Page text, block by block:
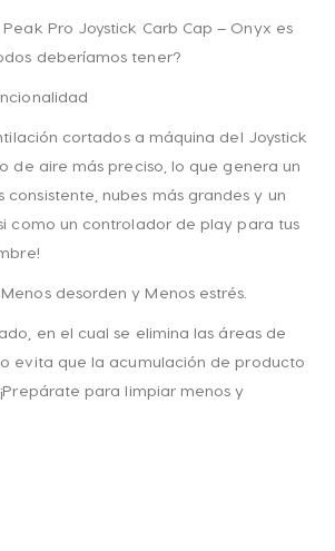
Pro Joystick Carb Cap – Onyx es
deberíamos tener?
cortados a máquina del Joystick
de aire más preciso, lo que genera un
nubes más grandes y un
como un controlador de play para tus
desorden y Menos estrés.
en el cual se elimina las áreas de
evita que la acumulación de producto
para limpiar menos y